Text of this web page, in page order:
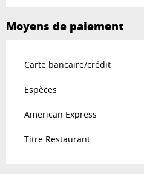
Moyens de paiement
Carte bancaire/crédit
Espèces
American Express
Titre Restaurant